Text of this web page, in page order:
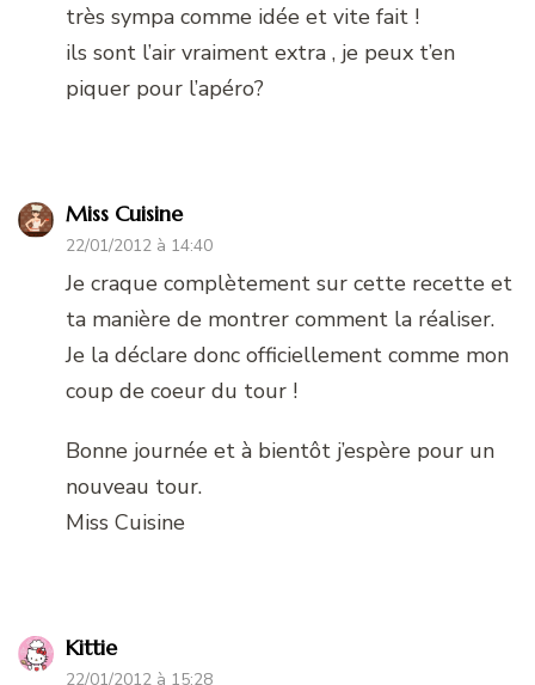
très sympa comme idée et vite fait !
ils sont l’air vraiment extra , je peux t’en
piquer pour l’apéro?
Miss Cuisine
22/01/2012 à 14:40
Je craque complètement sur cette recette et
ta manière de montrer comment la réaliser.
Je la déclare donc officiellement comme mon
coup de coeur du tour !
Bonne journée et à bientôt j’espère pour un
nouveau tour.
Miss Cuisine
Kittie
22/01/2012 à 15:28